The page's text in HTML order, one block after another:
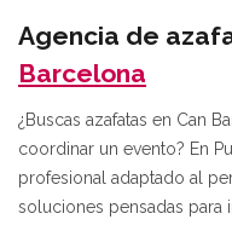
Agencia de
Barcelona
¿Buscas azafatas en Can
coordinar un evento? En
profesional adaptado al
soluciones pensadas para